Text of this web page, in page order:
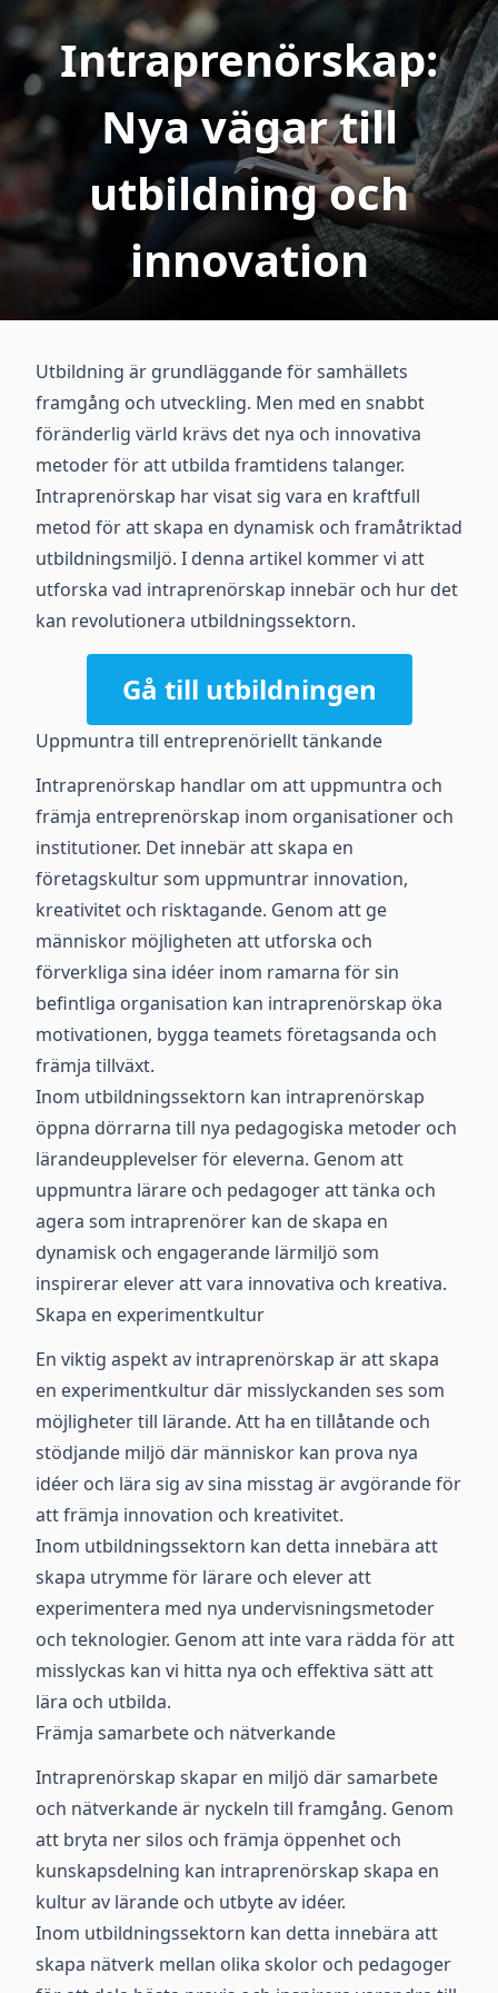
Intraprenörskap:
Nya vägar till
utbildning och
innovation
Utbildning är grundläggande för samhällets
framgång och utveckling. Men med en snabbt
föränderlig värld krävs det nya och innovativa
metoder för att utbilda framtidens talanger.
Intraprenörskap har visat sig vara en kraftfull
metod för att skapa en dynamisk och framåtriktad
utbildningsmiljö. I denna artikel kommer vi att
utforska vad intraprenörskap innebär och hur det
kan revolutionera utbildningssektorn.
Gå till utbildningen
Uppmuntra till entreprenöriellt tänkande
Intraprenörskap handlar om att uppmuntra och
främja entreprenörskap inom organisationer och
institutioner. Det innebär att skapa en
företagskultur som uppmuntrar innovation,
kreativitet och risktagande. Genom att ge
människor möjligheten att utforska och
förverkliga sina idéer inom ramarna för sin
befintliga organisation kan intraprenörskap öka
motivationen, bygga teamets företagsanda och
främja tillväxt.
Inom utbildningssektorn kan intraprenörskap
öppna dörrarna till nya pedagogiska metoder och
lärandeupplevelser för eleverna. Genom att
uppmuntra lärare och pedagoger att tänka och
agera som intraprenörer kan de skapa en
dynamisk och engagerande lärmiljö som
inspirerar elever att vara innovativa och kreativa.
Skapa en experimentkultur
En viktig aspekt av intraprenörskap är att skapa
en experimentkultur där misslyckanden ses som
möjligheter till lärande. Att ha en tillåtande och
stödjande miljö där människor kan prova nya
idéer och lära sig av sina misstag är avgörande för
att främja innovation och kreativitet.
Inom utbildningssektorn kan detta innebära att
skapa utrymme för lärare och elever att
experimentera med nya undervisningsmetoder
och teknologier. Genom att inte vara rädda för att
misslyckas kan vi hitta nya och effektiva sätt att
lära och utbilda.
Främja samarbete och nätverkande
Intraprenörskap skapar en miljö där samarbete
och nätverkande är nyckeln till framgång. Genom
att bryta ner silos och främja öppenhet och
kunskapsdelning kan intraprenörskap skapa en
kultur av lärande och utbyte av idéer.
Inom utbildningssektorn kan detta innebära att
skapa nätverk mellan olika skolor och pedagoger